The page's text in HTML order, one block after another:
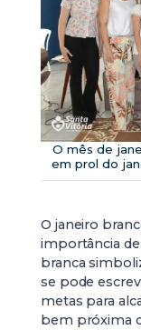
O mês de
em prol do
O janeiro
importância
branca
se pode
metas para
bem próxima